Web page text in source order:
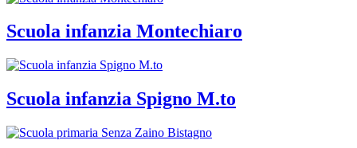
Scuola infanzia Montechiaro
Scuola infanzia Spigno M.to